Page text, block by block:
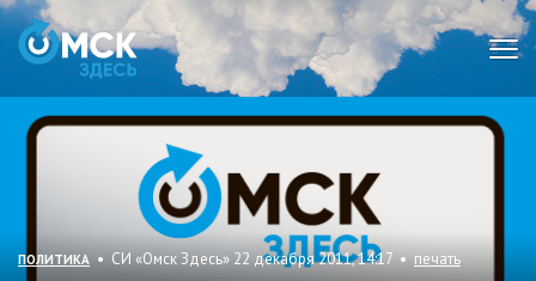
ПОЛИТИКА • СИ «Омск Здесь» 22 декабря 2011, 14:17 • печать